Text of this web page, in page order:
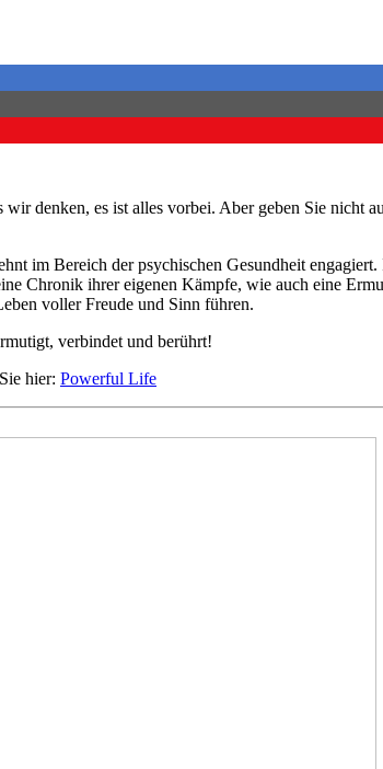
denken, es ist alles vorbei. Aber geben Sie nicht
im Bereich der psychischen Gesundheit
Chronik ihrer eigenen Kämpfe, wie auch eine
voller Freude und Sinn führen.
verbindet und berührt!
hier: Powerful Life